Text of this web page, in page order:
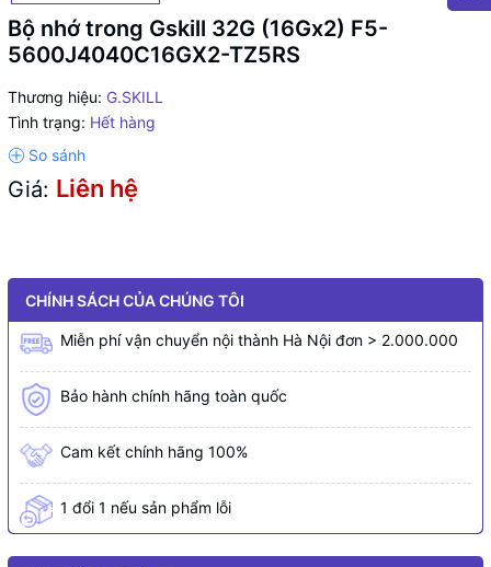
Bộ nhớ trong Gskill 32G (16Gx2) F5-
5600J4040C16GX2-TZ5RS
Thương hiệu: G.SKILL
Tình trạng: Hết hàng
Giá: Liên hệ
CHÍNH SÁCH CỦA CHÚNG TÔI
Miễn phí vận chuyển nội thành Hà Nội đơn > 2.000.000
Bảo hành chính hãng toàn quốc
Cam kết chính hãng 100%
1 đổi 1 nếu sản phẩm lỗi